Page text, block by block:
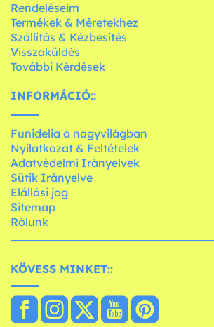
Rendeléseim
Termékek & Méretekhez
Szállítás & Kézbesítés
Visszaküldés
További Kérdések
INFORMÁCIÓ::
Funidelia a nagyvilágban
Nyilatkozat & Feltételek
Adatvédelmi Irányelvek
Sütik Irányelve
Elállási jog
Sitemap
Rólunk
KÖVESS MINKET::